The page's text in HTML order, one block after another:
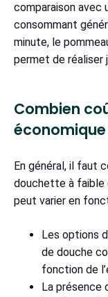
comparaison avec
consommant
minute, le
permet de réaliser
Combien
économique
En général, il faut
douchette à faible
peut varier en
Les options
de douche
fonction de
La présence